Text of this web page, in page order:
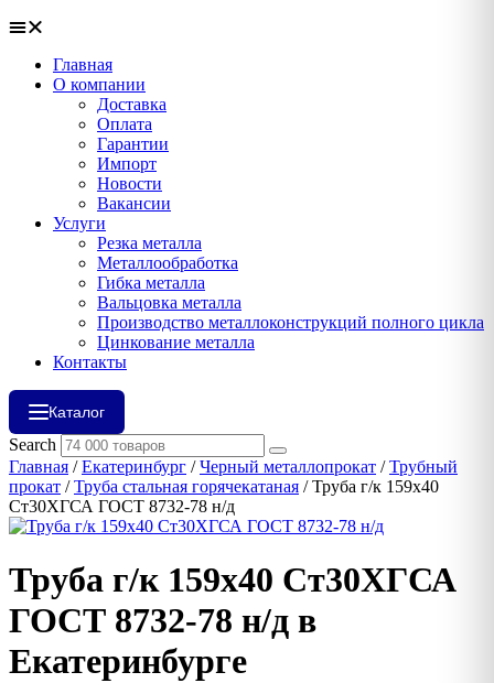
Главная
О компании
Доставка
Оплата
Гарантии
Импорт
Новости
Вакансии
Услуги
Резка металла
Металлообработка
Гибка металла
Вальцовка металла
Производство металлоконструкций полного цикла
Цинкование металла
Контакты
Каталог
Search
Главная /Екатеринбург /Черный металлопрокат /Трубный
прокат /Труба стальная горячекатаная / Труба г/к 159х40
Ст30ХГСА ГОСТ 8732-78 н/д
Труба г/к 159х40 Ст30ХГСА
ГОСТ 8732-78 н/д в
Екатеринбурге